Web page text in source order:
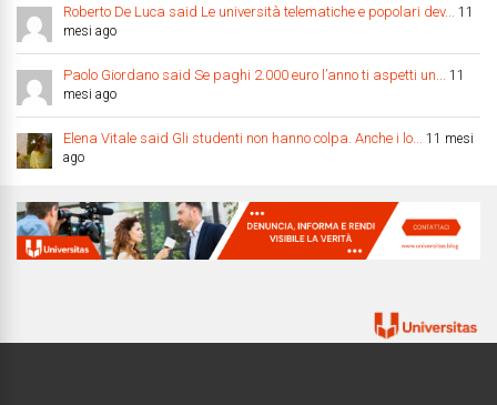
Roberto De Luca said Le università telematiche e popolari dev... 11
mesi ago
Paolo Giordano said Se paghi 2.000 euro l’anno ti aspetti un... 11
mesi ago
Elena Vitale said Gli studenti non hanno colpa. Anche i lo... 11 mesi
ago